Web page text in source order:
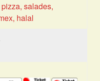
salades,
halal